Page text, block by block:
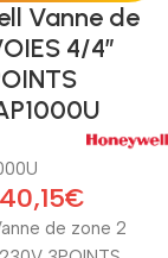
Vanne de
4/4″
€
de zone 2